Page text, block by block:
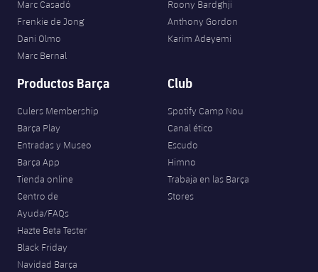
Jugadores
Fotos
Historia
Palmarés
Clasificaciones
Juvenil
Infantil
Alevín
Noticias
Atletismo
plusicon
Actualidad
Femenino
Agenda
Baloncesto en silla de ruedas
Jugadores
Calendario
Resultados
Clasificaciones
plusicon
más
Actualidad
Jugadores
Calendario
Resultados
Hockey hierba
plusicon
más
Noticias
Hockey Hierba Masculino
Hockey Hierba Femenino
Patinaje artístico
Actualidad
Plantilla
Escuela de Patinaje
Rugby
plusicon
más
Marc Casadó
Frenkie de Jong
Dani Olmo
Marc Bernal
Roony Bardghji
Anthony Gordon
Karim Adeyemi
Productos Barça
Culers Membership
Barça Play
Entradas y Museo
Barça App
Tienda online
Centro de
Ayuda/FAQs
Hazte Beta Tester
Black Friday
Navidad Barça
Club
Spotify Camp Nou
Canal ético
Escudo
Himno
Trabaja en las Barça
Stores